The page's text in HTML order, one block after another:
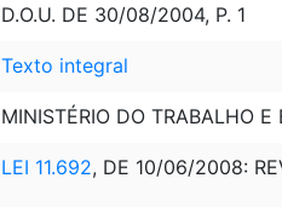
D.O.U. DE 30/08/2004, P. 1
Texto integral
MINISTÉRIO DO TRABALHO E
LEI 11.692, DE 10/06/2008: